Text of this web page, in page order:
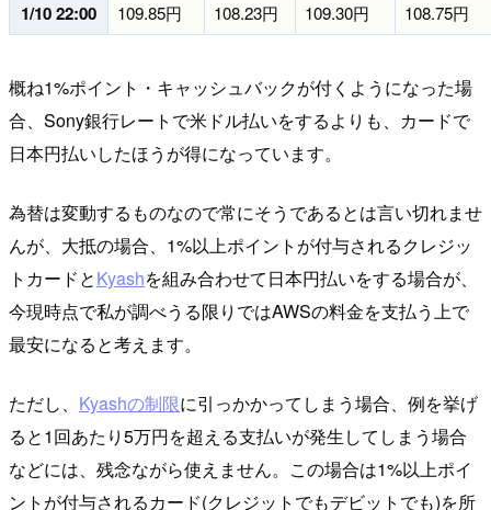
1/10 22:00 109.85円 108.23円 109.30円 108.75円
概ね1%ポイント・キャッシュバックが付くようになった場
合、Sony銀行レートで米ドル払いをするよりも、カードで
日本円払いしたほうが得になっています。
為替は変動するものなので常にそうであるとは言い切れませ
んが、大抵の場合、1%以上ポイントが付与されるクレジッ
トカードとKyashを組み合わせて日本円払いをする場合が、
今現時点で私が調べうる限りではAWSの料金を支払う上で
最安になると考えます。
ただし、 Kyashの制限に引っかかってしまう場合、例を挙げ
ると1回あたり5万円を超える支払いが発生してしまう場合
などには、残念ながら使えません。この場合は1%以上ポイ
ントが付与されるカード(クレジットでもデビットでも)を所